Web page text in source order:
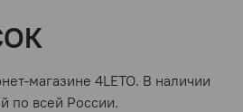
магазине 4LETO. В наличии
по всей России.